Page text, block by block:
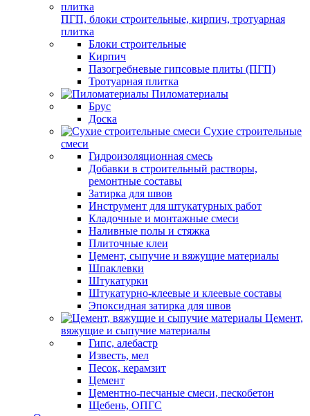
ПГП, блоки строительные, кирпич, тротуарная
плитка
Блоки строительные
Кирпич
Пазогребневые гипсовые плиты (ПГП)
Тротуарная плитка
Пиломатериалы
Брус
Доска
Сухие строительные
смеси
Гидроизоляционная смесь
Добавки в строительный растворы,
ремонтные составы
Затирка для швов
Инструмент для штукатурных работ
Кладочные и монтажные смеси
Наливные полы и стяжка
Плиточные клеи
Цемент, сыпучие и вяжущие материалы
Шпаклевки
Штукатурки
Штукатурно-клеевые и клеевые составы
Эпоксидная затирка для швов
Цемент,
вяжущие и сыпучие материалы
Гипс, алебастр
Известь, мел
Песок, керамзит
Цемент
Цементно-песчаные смеси, пескобетон
Щебень, ОПГС